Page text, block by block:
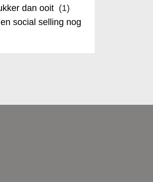
dan ooit (1)
social selling nog